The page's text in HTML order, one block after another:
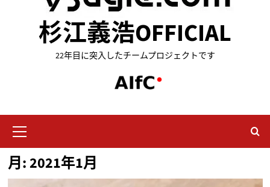
杉江義浩OFFICIAL
22年目に突入したチームプロジェクトです
イ
ン
メ
月:2021年1月